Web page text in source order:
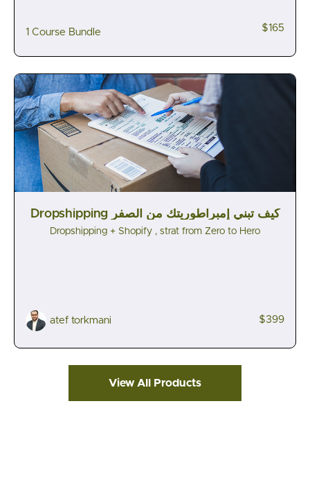
1 Course Bundle $165
Dropshipping كيف تبني إمبراطوريتك من الصفر
Dropshipping + Shopify , strat from Zero to Hero
atef torkmani $399
View All Products